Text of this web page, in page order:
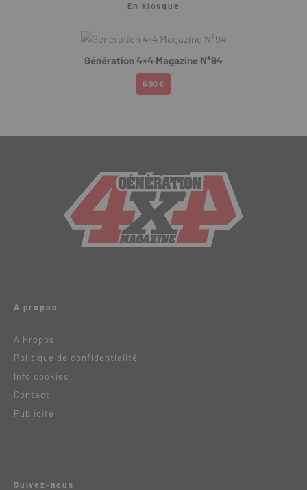
En kiosque
Génération 4×4 Magazine N°94
6.90 €
A propos
A Propos
Politique de confidentialité
Info cookies
Contact
Publicité
Suivez-nous